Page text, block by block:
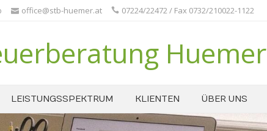
office@stb-huemer.at 07224/22472 / Fax 0732/210022-1122
Huemer
LEISTUNGSSPEKTRUM KLIENTEN ÜBER UNS